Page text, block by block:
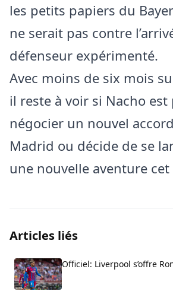
les petits papiers du
ne serait pas contre
défenseur expérimenté.
Avec moins de six mois
il reste à voir si Nacho est
négocier un nouvel
Madrid ou décide de se
une nouvelle aventure cet
Articles liés
Officiel: Liverpool s’offre